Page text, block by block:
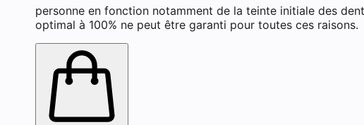
personne en fonction notamment de la teinte initiale des
optimal à 100% ne peut être garanti pour toutes ces raisons.